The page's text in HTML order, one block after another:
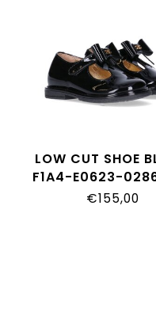
LOW CUT SHOE
F1A4-E0623-
€155,00